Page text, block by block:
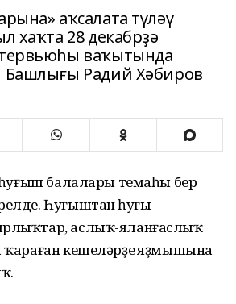
аҡсалата түләү
хаҡта 28 декабрҙә
ваҡытында
Башлығы Радий Хәбиров
һуғыш балалары темаһы бер
Һуғыштан һуңғы
аслыҡ-яланғаслыҡ
ҡараған кешеләрҙең яҙмышына